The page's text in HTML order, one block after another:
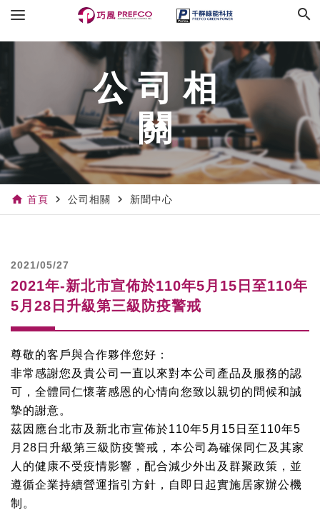
search
公司相
關
home 首頁 navigate_next 公司相關 navigate_next 新聞中心
2021/05/27
2021年-新北市宣佈於110年5月15日至110年
5月28日升級第三級防疫警戒
尊敬的客戶與合作夥伴您好：
非常感謝您及貴公司一直以來對本公司產品及服務的認
可，全體同仁懷著感恩的心情向您致以親切的問候和誠
摯的謝意。
茲因應台北市及新北市宣佈於110年5 月 15 日至110年5
月 28 日升級第三級防疫警戒，本公司為確保同仁及其家
人的健康不受疫情影響，配合減少外出及群聚政策，並
遵循企業持續營運指引方針，自即日起實施居家辦公機
制。